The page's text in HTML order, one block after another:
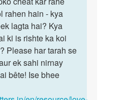
rahen hain - kya
lagta hai? Kya
ki is rishte ka koi
Please har tarah se
ek sahi nirnay
bête! Ise bhee